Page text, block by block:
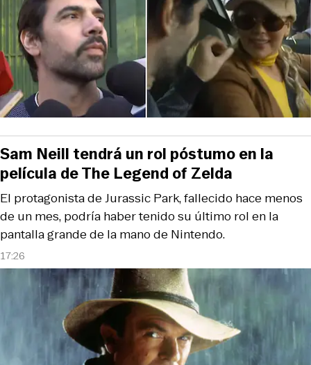
17:26
El protagonista de Jurassic Park, fallecido hace menos
de un mes, podría haber tenido su último rol en la
pantalla grande de la mano de Nintendo.
Sam Neill tendrá un rol póstumo en la
película de The Legend of Zelda